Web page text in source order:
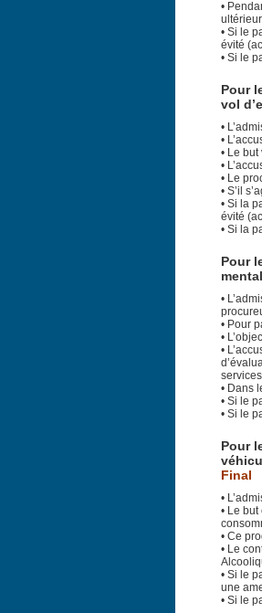
•
• Si le
évité
• Si le
Pour
vol
•
•
• Le
•
• Le
• S’il
• Si la
évité
• Si la
Pour
•
• Pour
•
•
• Dans
• Si le
• Si le
Pour
Final
•
• Le
• Ce
• Le
• Si le
une
• Si le